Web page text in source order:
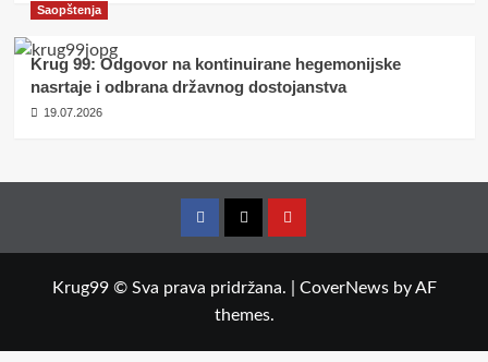
Saopštenja
Krug 99: Odgovor na kontinuirane hegemonijske
nasrtaje i odbrana državnog dostojanstva
19.07.2026
FacebookTwitterYouTube
Krug99 © Sva prava pridržana. CoverNewsby AF
themes.